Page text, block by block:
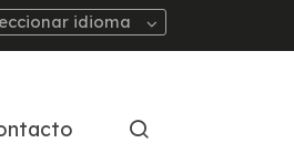
idioma